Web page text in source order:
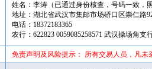
姓名：李涛（已通过身份核查，号码一致，
地址：湖北省武汉市集邮市场硚口区崇仁路
电话：18372183365
农行：622823 0059085258571 武汉操场角支
免责声明及风险提示： 所有交易人员，凡